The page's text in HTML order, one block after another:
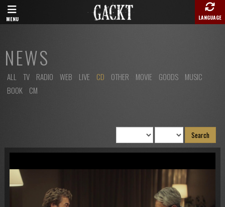
MENU LANGUAGE
NEWS
ALL TV RADIO WEB LIVE CD OTHER MOVIE GOODS
MUSIC
BOOK
CM